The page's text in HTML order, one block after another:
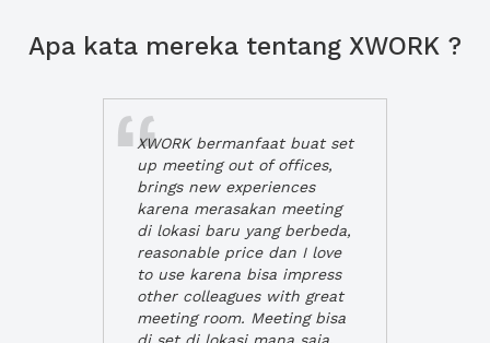
Apa kata mereka tentang XWORK ?
XWORK bermanfaat buat set
up meeting out of offices,
brings new experiences
karena merasakan meeting
di lokasi baru yang berbeda,
reasonable price dan I love
to use karena bisa impress
other colleagues with great
meeting room. Meeting bisa